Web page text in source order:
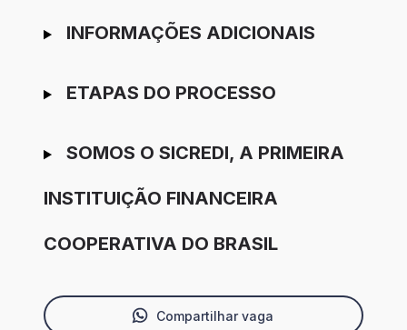
INFORMAÇÕES ADICIONAIS
ETAPAS DO PROCESSO
SOMOS O SICREDI, A PRIMEIRA
INSTITUIÇÃO FINANCEIRA
COOPERATIVA DO BRASIL
Compartilhar vaga